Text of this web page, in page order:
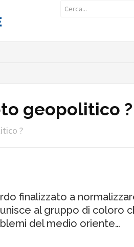
geopolitico ?
?
finalizzato a
al gruppo di coloro
del medio oriente…